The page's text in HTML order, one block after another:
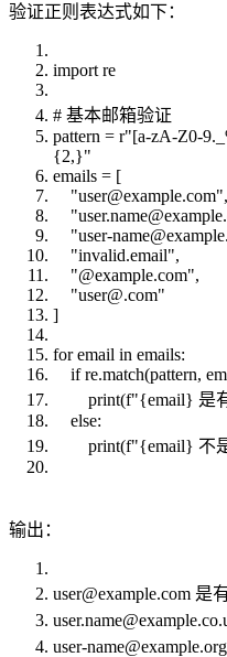
验证正则表达式如下：
import re
# 基本邮箱验证
pattern = r"[a-zA-Z0-
{2,}"
emails = [
"user@example.com",
"user-
"invalid.email",
"@example.com",
"user@.com"
]
for email in emails:
if re.match(pattern,
print(f"{email} 是
else:
print(f"{email} 不
输出：
user@example.com 是
user-